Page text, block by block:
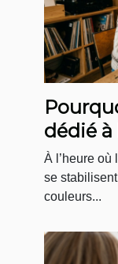
dédié à
change
À l’heure où
se
couleurs...